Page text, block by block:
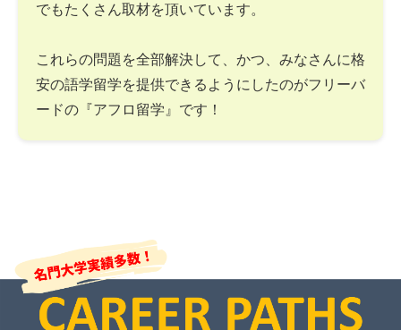
でもたくさん取材を頂いています。
これらの問題を全部解決して、かつ、みなさんに格
安の語学留学を提供できるようにしたのがフリーバ
ードの『アフロ留学』です！